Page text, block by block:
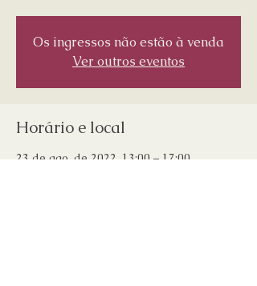
Os ingressos não estão à venda
Ver outros eventos
Horário e local
23 de ago. de 2022, 13:00 – 17:00